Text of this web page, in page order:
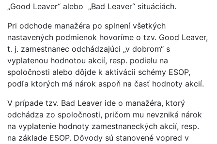
„Good Leaver“ alebo „Bad Leaver“ situáciách.
Pri odchode manažéra po splnení všetkých
nastavených podmienok hovoríme o tzv. Good Leaver,
t. j. zamestnanec odchádzajúci „v dobrom“ s
vyplatenou hodnotou akcií, resp. podielu na
spoločnosti alebo dôjde k aktivácii schémy ESOP,
podľa ktorých má nárok aspoň na časť hodnoty akcií.
V prípade tzv. Bad Leaver ide o manažéra, ktorý
odchádza zo spoločnosti, pričom mu nevzniká nárok
na vyplatenie hodnoty zamestnaneckých akcií, resp.
na základe ESOP. Dôvody sú stanovené vopred v